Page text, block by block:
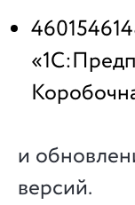
и
версий.